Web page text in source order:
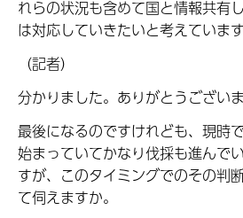
れらの状況も含めて国と情報共有
は対応していきたいと考えています
（記者）
分かりました。ありがとうございま
最後になるのですけれども、現時
始まっていてかなり伐採も進んで
すが、このタイミングでのその判
て伺えますか。